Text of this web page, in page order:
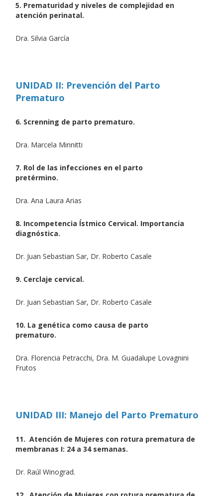
5. Prematuridad y niveles de complejidad en
atención perinatal.
Dra. Silvia García
UNIDAD II: Prevención del Parto
Prematuro
6. Screnning de parto prematuro.
Dra. Marcela Minnitti
7. Rol de las infecciones en el parto
pretérmino.
Dra. Ana Laura Arias
8. Incompetencia Ístmico Cervical. Importancia
diagnóstica.
Dr. Juan Sebastian Sar, Dr. Roberto Casale
9. Cerclaje cervical.
Dr. Juan Sebastian Sar, Dr. Roberto Casale
10. La genética como causa de parto
prematuro.
Dra. Florencia Petracchi, Dra. M. Guadalupe Lovagnini
Frutos
UNIDAD III: Manejo del Parto Prematuro
11. Atención de Mujeres con rotura prematura de
membranas I: 24 a 34 semanas.
Dr. Raúl Winograd.